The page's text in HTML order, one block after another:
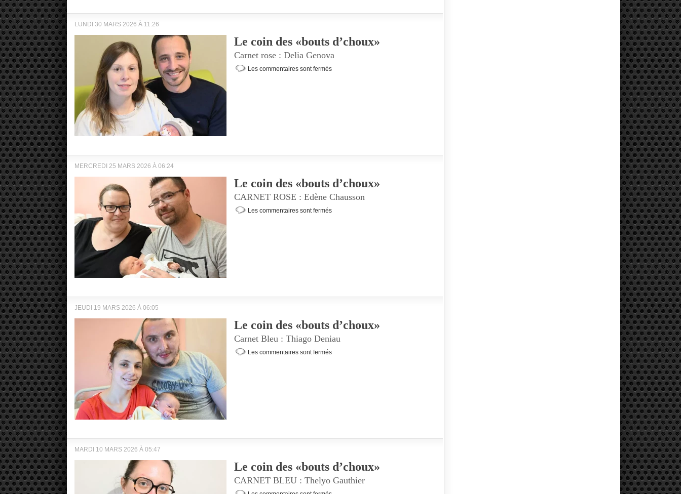
LUNDI 30 MARS 2026 À 11:26
Le coin des «bouts d’choux»
Carnet rose : Delia Genova
Les commentaires sont fermés
MERCREDI 25 MARS 2026 À 06:24
Le coin des «bouts d’choux»
CARNET ROSE : Edène Chausson
Les commentaires sont fermés
JEUDI 19 MARS 2026 À 06:05
Le coin des «bouts d’choux»
Carnet Bleu : Thiago Deniau
Les commentaires sont fermés
MARDI 10 MARS 2026 À 05:47
Le coin des «bouts d’choux»
CARNET BLEU : Thelyo Gauthier